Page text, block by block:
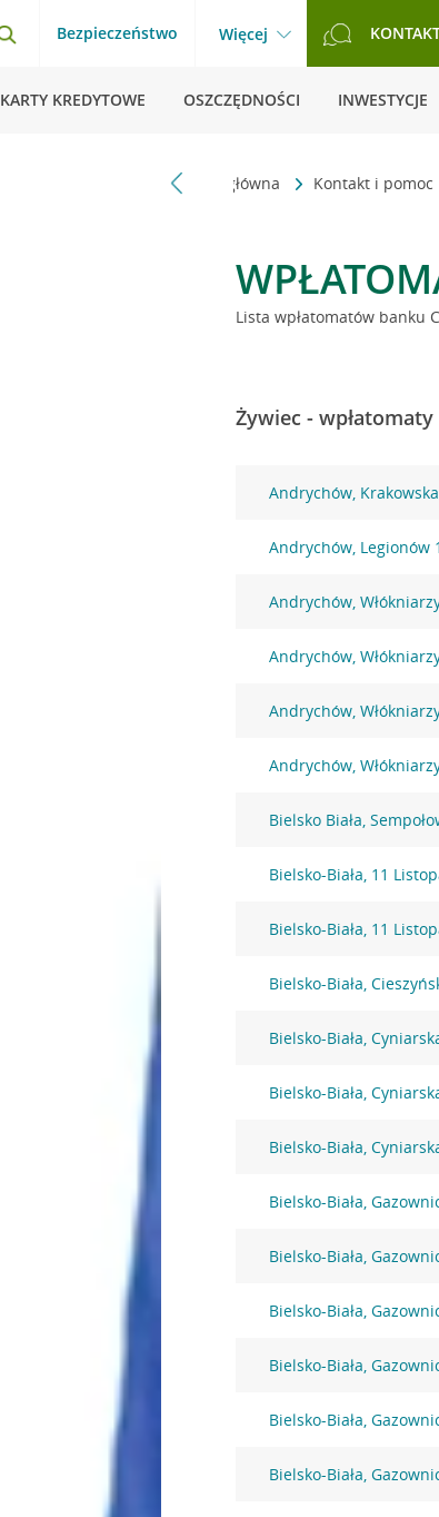
Bezpieczeństwo Więcej
KARTY KREDYTOWE OSZCZĘDNOŚCI INWESTYCJE
Strona główna Kontakt i pomoc
Lista wpłatomatów banku
Żywiec -
Andrychów,
Andrychów, Legionów
Andrychów,
Andrychów,
Andrychów,
Andrychów,
Bielsko Biała,
Bielsko-Biała, 11
Bielsko-Biała, 11
Bielsko-Biała,
Bielsko-Biała,
Bielsko-Biała,
Bielsko-Biała,
Bielsko-Biała,
Bielsko-Biała,
Bielsko-Biała,
Bielsko-Biała,
Bielsko-Biała,
Bielsko-Biała,